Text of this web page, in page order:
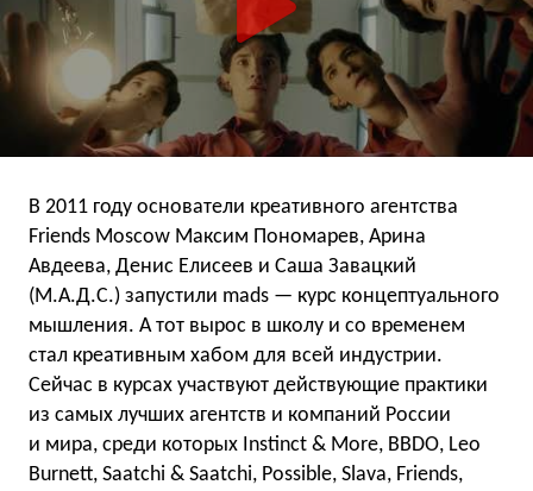
В 2011 году основатели креативного агентства
Friends Moscow Максим Пономарев, Арина
Авдеева, Денис Елисеев и Саша Завацкий
(М.А.Д.С.) запустили mads — курс концептуального
мышления. А тот вырос в школу и со временем
стал креативным хабом для всей индустрии.
Сейчас в курсах участвуют действующие практики
из самых лучших агентств и компаний России
и мира, среди которых Instinct & More, BBDO, Leo
Burnett, Saatchi & Saatchi, Possible, Slava, Friends,